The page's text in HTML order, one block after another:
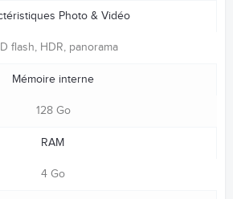
Photo & Vidéo
flash, HDR, panorama
Mémoire interne
128 Go
RAM
4 Go